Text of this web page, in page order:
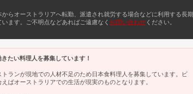
らオーストラリアへ転勤、派遣され就労する場合などに利用する長期
ます。ご不明点などあればご遠慮なく お問い合わせ ください。
たい料理人を募集しています！
ランが現地での人材不足のため日本食料理人を募集しています。ビ
ばオーストラリアでの生活が現実のものとなります。